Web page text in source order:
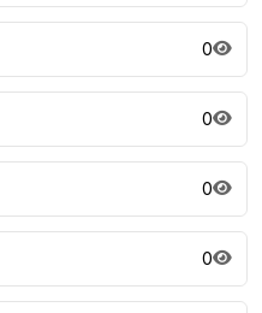
0
0
0
0